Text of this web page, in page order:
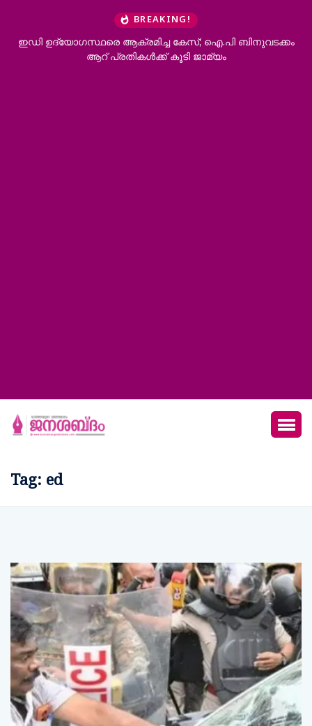
BREAKING!
ഇഡി ഉദ്യോഗസ്ഥരെ ആക്രമിച്ച കേസ്; ഐ.പി ബിനുവടക്കം
ആറ് പ്രതികള്‍ക്ക് കൂടി ജാമ്യം
Tag: ed